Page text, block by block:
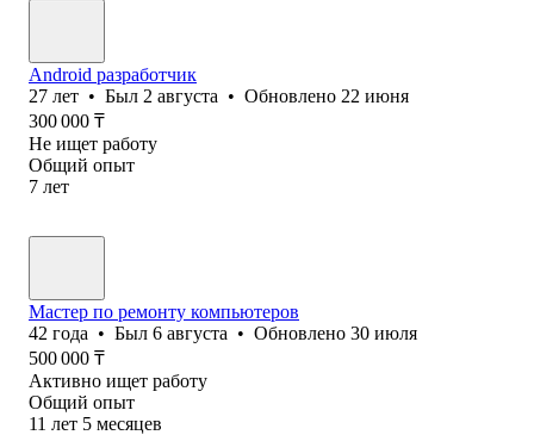
Android разработчик
27 лет • Был 2 августа • Обновлено 22 июня
300 000 ₸
Не ищет работу
Общий опыт
7 лет
Мастер по ремонту компьютеров
42 года • Был 6 августа • Обновлено 30 июля
500 000 ₸
Активно ищет работу
Общий опыт
11 лет 5 месяцев